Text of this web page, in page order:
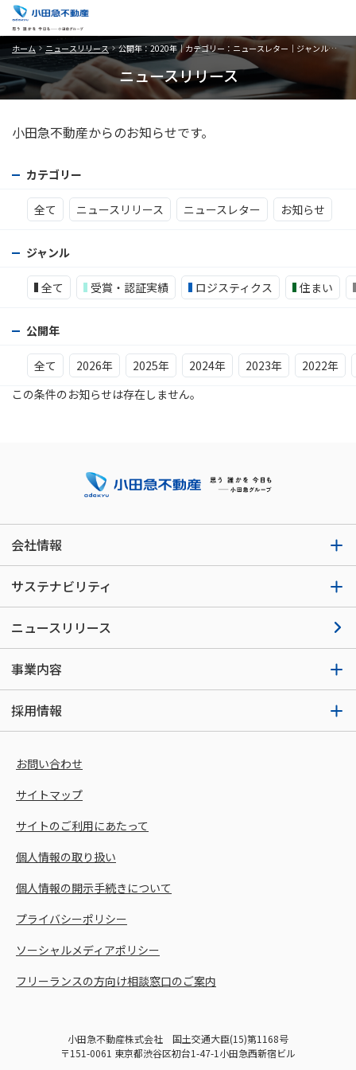
ホーム ニュースリリース 公開年：2020年｜カテゴリー：ニュースレター｜ジャンル：オフィスビル
ニュースリリース
小田急不動産からのお知らせです。
カテゴリー
全て ニュースリリース ニュースレター お知らせ
ジャンル
全て 受賞・認証実績 ロジスティクス 住まい
公開年
全て 2026年 2025年 2024年 2023年
2022年
この条件のお知らせは存在しません。
会社情報
サステナビリティ
ニュースリリース
事業内容
採用情報
お問い合わせ
サイトマップ
サイトのご利用にあたって
個人情報の取り扱い
個人情報の開示手続きについて
プライバシーポリシー
ソーシャルメディアポリシー
フリーランスの方向け相談窓口のご案内
小田急不動産株式会社 国土交通大臣(15)第1168号
〒151-0061 東京都渋谷区初台1-47-1小田急西新宿ビル